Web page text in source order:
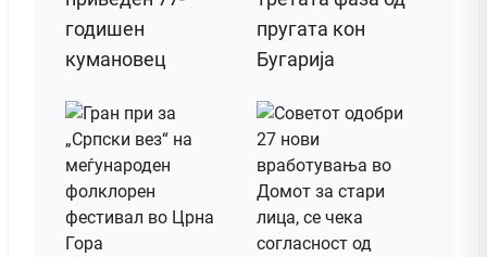
годишен
кумановец
пругата кон
Бугарија